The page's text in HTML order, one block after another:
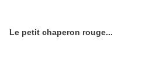
Le petit chaperon rouge...